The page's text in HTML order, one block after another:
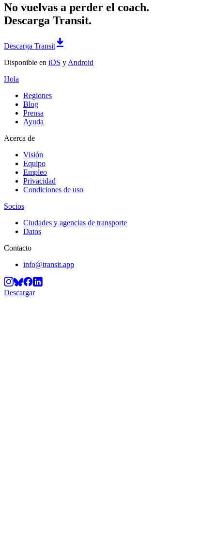
No vuelvas a perder el coach.
Descarga Transit.
Descarga Transit
Disponible en iOS y Android
Hola
Regiones
Blog
Prensa
Ayuda
Acerca de
Visión
Equipo
Empleo
Privacidad
Condiciones de uso
Socios
Ciudades y agencias de transporte
Datos
Contacto
info@transit.app
Descargar